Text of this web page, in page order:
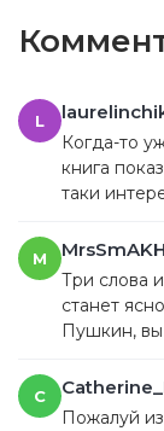
L
Когда-то
книга
таки
M MrsSmAKH
Три слова
станет
Пушкин, вы
C
Пожалуй